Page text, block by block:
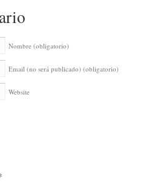
Nombre (obligatorio)
Email (no será publicado) (obligatorio)
Website